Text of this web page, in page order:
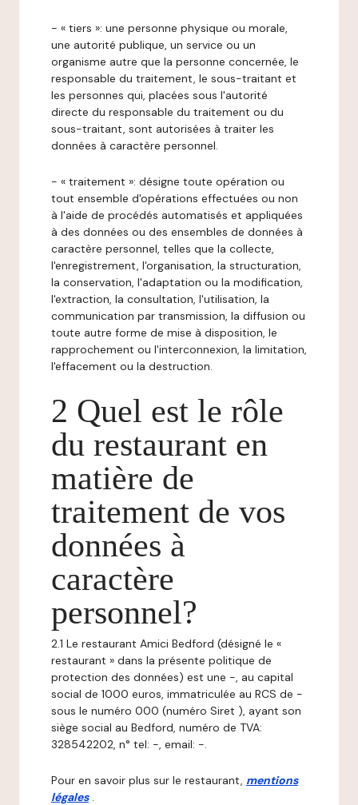
- « tiers »: une personne physique ou morale,
une autorité publique, un service ou un
organisme autre que la personne concernée, le
responsable du traitement, le sous-traitant et
les personnes qui, placées sous l'autorité
directe du responsable du traitement ou du
sous-traitant, sont autorisées à traiter les
données à caractère personnel.
- « traitement »: désigne toute opération ou
tout ensemble d'opérations effectuées ou non
à l'aide de procédés automatisés et appliquées
à des données ou des ensembles de données à
caractère personnel, telles que la collecte,
l'enregistrement, l'organisation, la structuration,
la conservation, l'adaptation ou la modification,
l'extraction, la consultation, l'utilisation, la
communication par transmission, la diffusion ou
toute autre forme de mise à disposition, le
rapprochement ou l'interconnexion, la limitation,
l'effacement ou la destruction.
2 Quel est le rôle
du restaurant en
matière de
traitement de vos
données à
caractère
personnel?
2.1 Le restaurant Amici Bedford (désigné le «
restaurant » dans la présente politique de
protection des données) est une -, au capital
social de 1000 euros, immatriculée au RCS de -
sous le numéro 000 (numéro Siret ), ayant son
siège social au Bedford, numéro de TVA:
328542202, n° tel: -, email: -.
Pour en savoir plus sur le restaurant, mentions
légales .